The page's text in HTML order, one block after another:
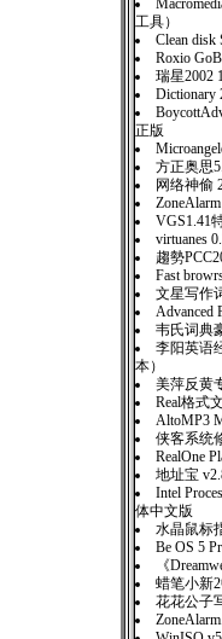
工具）
Clean
Roxio
瑞星2002
Dictionary
正版
方正奥思
网络神偷
VGS1.41
virtuanes
趨勢
Fast
文星写作
Advanced
韦氏词典
李阳英语
本）
美萍反黄
Real格式
AltoMP3
侠客系统
RealOne
地址宝
Intel
体中文版
水晶鼠标
Be OS 5
《
蜡笔小新
花花公子